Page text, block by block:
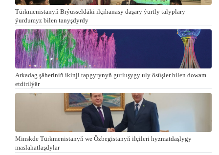
Türkmenistanyň Brýusseldäki ilçihanasy daşary ýurtly talyplary
ýurdumyz bilen tanyşdyrdy
Arkadag şäheriniň ikinji tapgyrynyň gurluşygy uly ösüşler bilen dowam
etdirilýär
Minskde Türkmenistanyň we Özbegistanyň ilçileri hyzmatdaşlygy
maslahatlaşdylar